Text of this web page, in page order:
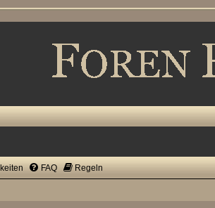
FAQ Regeln